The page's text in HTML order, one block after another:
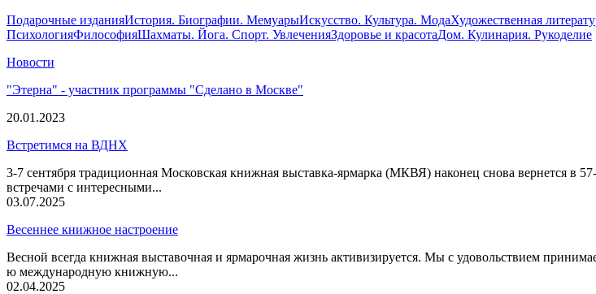
Подарочные изданияИстория. Биографии. МемуарыИскусство. Культура. МодаХудожественная
ПсихологияФилософияШахматы. Йога. Спорт. УвлеченияЗдоровье и красотаДом. Кулинария. Рукоделие
Новости
"Этерна" - участник программы "Сделано в Москве"
20.01.2023
Встретимся на ВДНХ
3-7 сентября традиционная Московская книжная выставка-ярмарка (МКВЯ) наконец снова вернется в
встречами с интересными...
03.07.2025
Весеннее книжное настроение
Весной всегда книжная выставочная и ярмарочная жизнь активизируется. Мы с удовольствием
ю международную книжную...
02.04.2025